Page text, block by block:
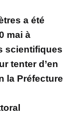
a été
mai à
scientifiques
tenter d’en
la Préfecture